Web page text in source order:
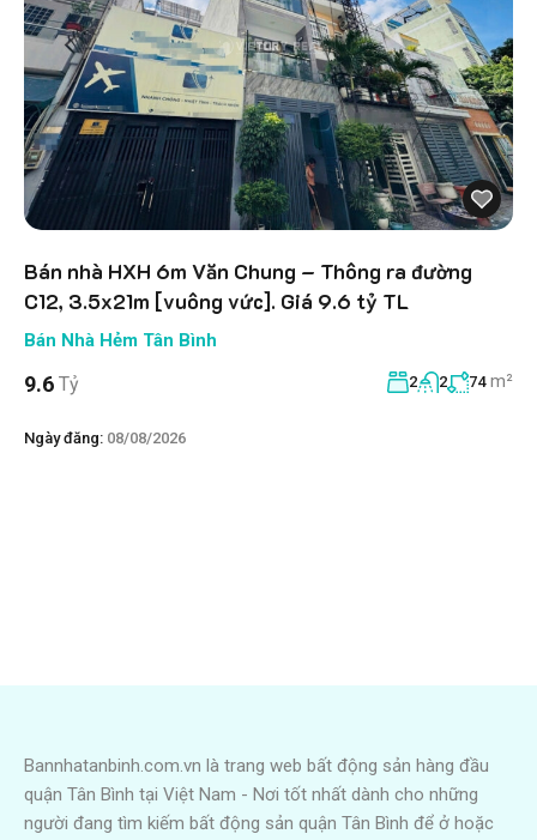
Bán nhà HXH 6m Văn Chung – Thông ra đường
C12, 3.5x21m [vuông vức]. Giá 9.6 tỷ TL
Bán Nhà Hẻm Tân Bình
9.6 Tỷ 2 2 74 m²
Ngày đăng: 08/08/2026
Bannhatanbinh.com.vn là trang web bất động sản hàng đầu
quận Tân Bình tại Việt Nam - Nơi tốt nhất dành cho những
người đang tìm kiếm bất động sản quận Tân Bình để ở hoặc